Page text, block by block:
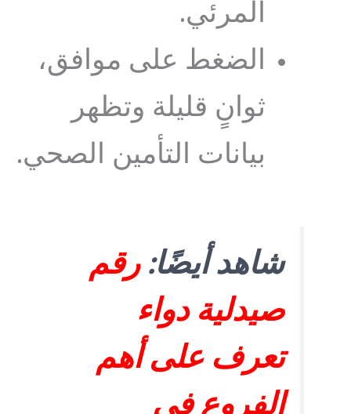
المرئي.
الضغط على موافق،
ثوانٍ قليلة وتظهر
بيانات التأمين الصحي.
شاهد أيضًا: رقم
صيدلية دواء
تعرف على أهم
الفروع في